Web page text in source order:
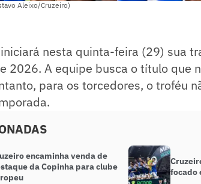
Aleixo/Cruzeiro)
iniciará nesta quinta-feira (29) sua
2026. A equipe busca o título que
para os torcedores, o troféu
encaminha venda de
da Copinha para clube
focado